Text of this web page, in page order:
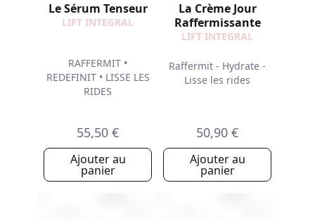
Le Sérum Tenseur
LIFT INTEGRAL
RAFFERMIT •
REDEFINIT • LISSE LES
RIDES
55,50 €
Ajouter au
panier
La Crème Jour
Raffermissante
LIFT INTEGRAL
Raffermit - Hydrate -
Lisse les rides
50,90 €
Ajouter au
panier